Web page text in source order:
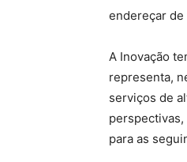
endereçar de
A Inovação
representa,
serviços de
para as